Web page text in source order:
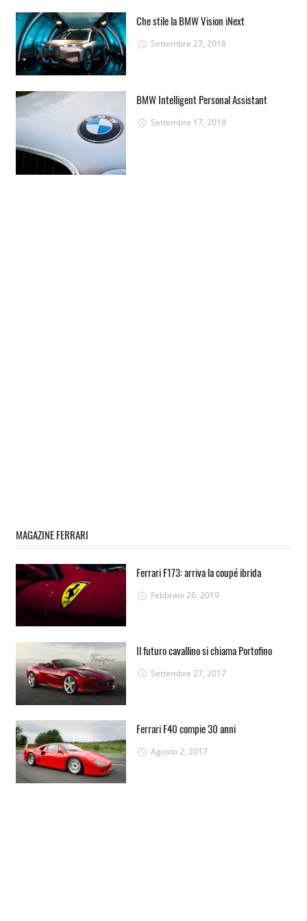
Che stile la BMW Vision iNext
Settembre 27, 2018
BMW Intelligent Personal Assistant
Settembre 17, 2018
MAGAZINE FERRARI
Ferrari F173: arriva la coupé ibrida
Febbraio 26, 2019
Il futuro cavallino si chiama Portofino
Settembre 27, 2017
Ferrari F40 compie 30 anni
Agosto 2, 2017